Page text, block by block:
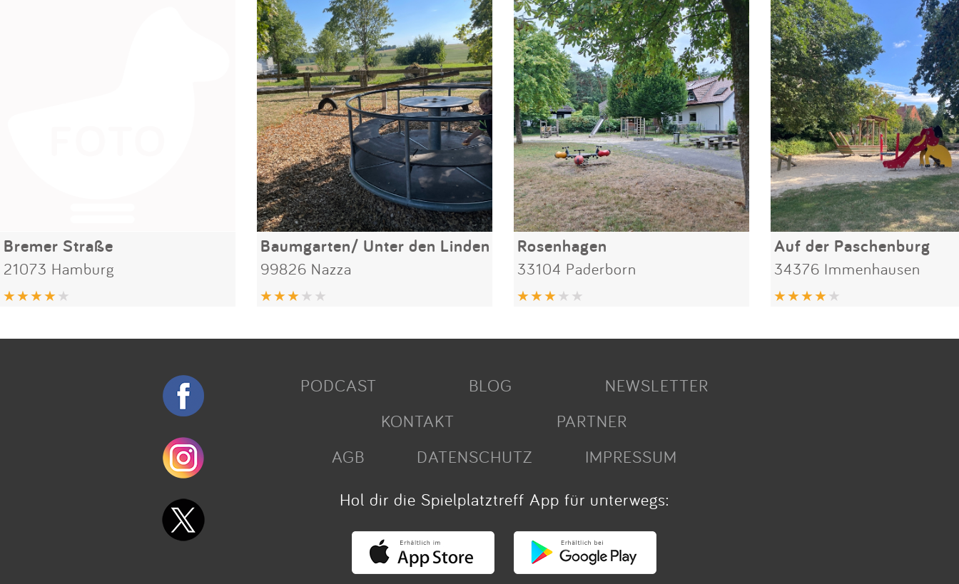
Bremer Straße
21073 Hamburg
Baumgarten/ Unter den Linden
99826 Nazza
Rosenhagen
33104 Paderborn
Auf der Paschenburg
34376 Immenhausen
PODCAST BLOG
NEWSLETTER
KONTAKT
PARTNER
AGB
DATENSCHUTZ
IMPRESSUM
Hol dir die Spielplatztreff App für unterwegs: